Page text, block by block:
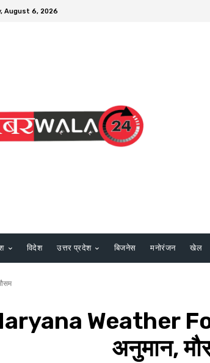
August 6, 2026
विदेश उत्तर प्रदेश बिजनेस मनोरंजन खेल
Weather
अनुमान,